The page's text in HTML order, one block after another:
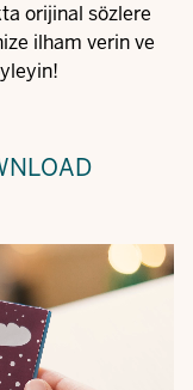
orijinal sözlere
ilham verin ve